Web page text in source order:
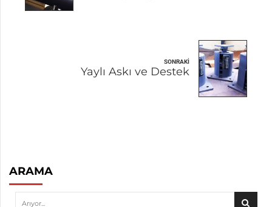
SONRAKI
Yaylı Askı ve Destek
ARAMA